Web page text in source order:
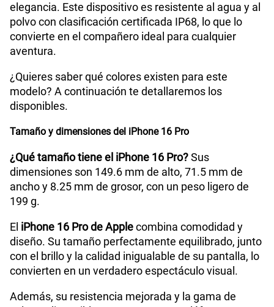
elegancia. Este dispositivo es resistente al agua y al
polvo con clasificación certificada IP68, lo que lo
convierte en el compañero ideal para cualquier
aventura.
¿Quieres saber qué colores existen para este
modelo? A continuación te detallaremos los
disponibles.
Tamaño y dimensiones del iPhone 16 Pro
¿Qué tamaño tiene el iPhone 16 Pro?Sus
dimensiones son 149.6 mm de alto, 71.5 mm de
ancho y 8.25 mm de grosor, con un peso ligero de
199 g.
El iPhone 16 Pro de Applecombina comodidad y
diseño. Su tamaño perfectamente equilibrado, junto
con el brillo y la calidad inigualable de su pantalla, lo
convierten en un verdadero espectáculo visual.
Además, su resistencia mejorada y la gama de